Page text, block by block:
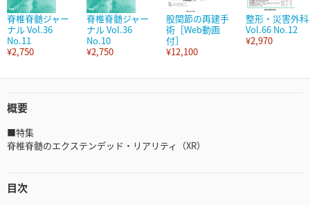
脊椎脊髄ジャー
ナル Vol.36
No.11
¥2,750
脊椎脊髄ジャー
ナル Vol.36
No.10
¥2,750
股関節の再建手
術［Web動画
付］
¥12,100
整形・災害外科
Vol.66 No.12
¥2,970
概要
■特集
脊椎脊髄のエクステンデッド・リアリティ（XR）
目次